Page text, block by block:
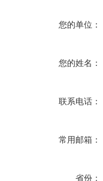
您的单位：
您的姓名：
联系电话：
常用邮箱：
省份：